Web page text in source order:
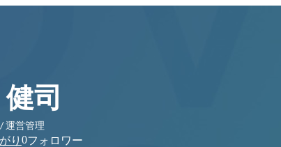
司
運営管理
り 0フォロワー